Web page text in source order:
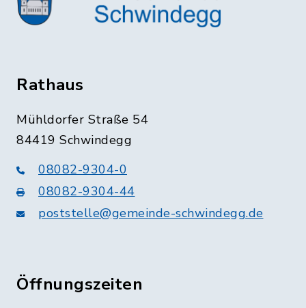
Rathaus
Mühldorfer Straße 54
84419 Schwindegg
08082-9304-0
08082-9304-44
poststelle@gemeinde-schwindegg.de
Öffnungszeiten